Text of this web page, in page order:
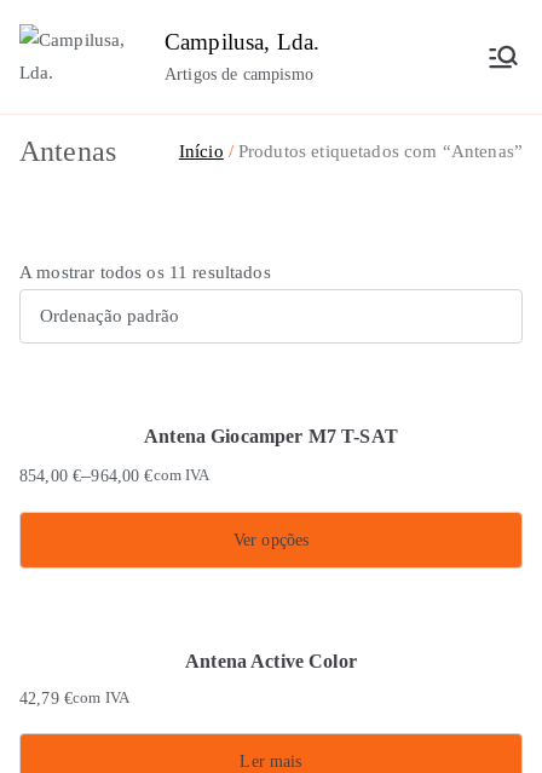
para
conteúdo
Campilusa, Lda.
Artigos de campismo
Antenas Início Produtos etiquetados com “Antenas”
A mostrar todos os 11 resultados
Antena Giocamper M7 T-SAT
854,00€–964,00€com IVA
Ver opções
has
Antena Active Color
42,79 €com IVA
Ler mais